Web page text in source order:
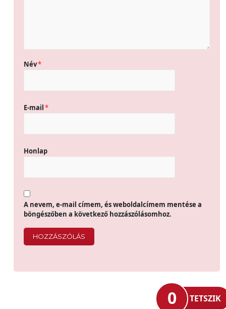
Név*
E-mail*
Honlap
A nevem, e-mail címem, és weboldalcímem mentése a
böngészőben a következő hozzászólásomhoz.
0 TETSZIK